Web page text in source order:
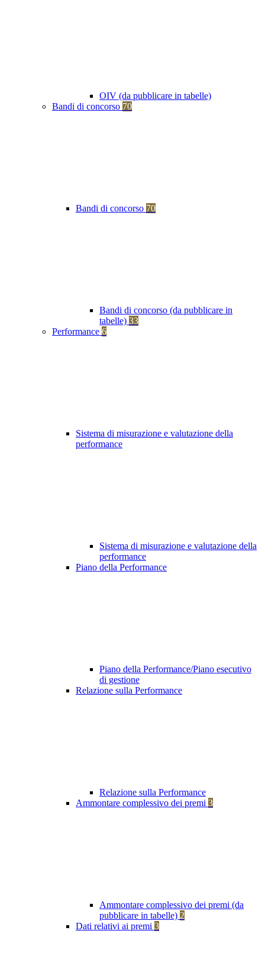
OIV (da pubblicare in tabelle)
Bandi di concorso 70
Bandi di concorso 70
Bandi di concorso (da pubblicare in
tabelle) 33
Performance 6
Sistema di misurazione e valutazione della
performance
Sistema di misurazione e valutazione della
performance
Piano della Performance
Piano della Performance/Piano esecutivo
di gestione
Relazione sulla Performance
Relazione sulla Performance
Ammontare complessivo dei premi 3
Ammontare complessivo dei premi (da
pubblicare in tabelle) 2
Dati relativi ai premi 3